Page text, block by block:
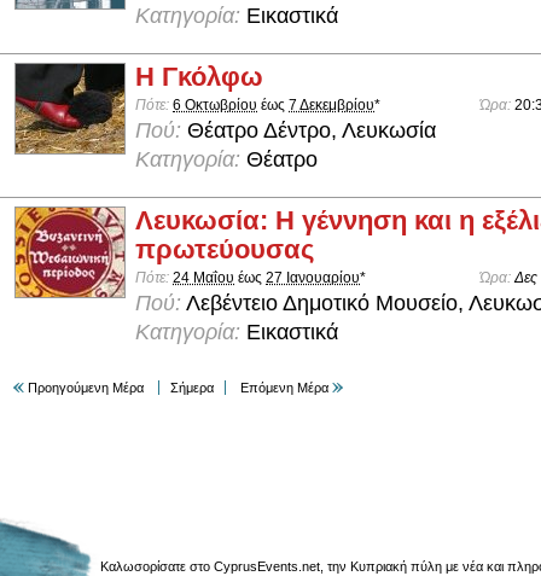
Κατηγορία: Εικαστικά
Η Γκόλφω
Πότε: 6 Οκτωβρίου έως 7 Δεκεμβρίου* Ώρα:
Πού: Θέατρο Δέντρο, Λευκωσία
Κατηγορία: Θέατρο
Λευκωσία: Η γέννηση και η
πρωτεύουσας
Πότε: 24 Μαΐου έως 27 Ιανουαρίου* Ώρα: Δες
Πού: Λεβέντειο Δημοτικό Μουσείο,
Κατηγορία: Εικαστικά
Προηγούμενη Μέρα Σήμερα Επόμενη Μέρα
Καλωσορίσατε στο CyprusEvents.net, την Κυπριακή πύλη με νέα και